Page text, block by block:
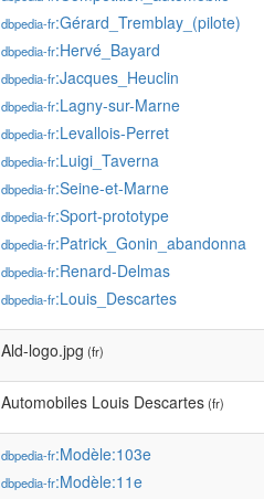
dbpedia-fr:Gérard_Tremblay_(pilote)
dbpedia-fr:Hervé_Bayard
dbpedia-fr:Jacques_Heuclin
dbpedia-fr:Lagny-sur-Marne
dbpedia-fr:Levallois-Perret
dbpedia-fr:Luigi_Taverna
dbpedia-fr:Seine-et-Marne
dbpedia-fr:Sport-prototype
dbpedia-fr:Patrick_Gonin_abandonna
dbpedia-fr:Renard-Delmas
dbpedia-fr:Louis_Descartes
Ald-logo.jpg (fr)
Automobiles Louis Descartes(fr)
dbpedia-fr:Modèle:103e
dbpedia-fr:Modèle:11e